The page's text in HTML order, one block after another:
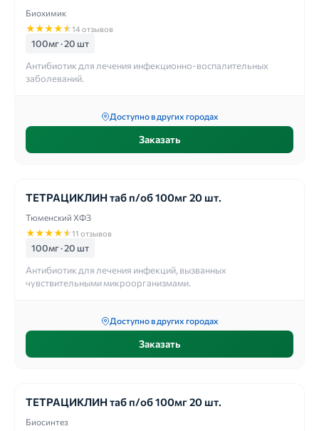
Биохимик
★★★★★14 отзывов
100мг · 20 шт
Антибиотик для лечения инфекционно-воспалительных
заболеваний.
Доступно в других городах
Заказать
ТЕТРАЦИКЛИН таб п/об 100мг 20 шт.
Тюменский ХФЗ
★★★★★11 отзывов
100мг · 20 шт
Антибиотик для лечения инфекций, вызванных
чувствительными микроорганизмами.
Доступно в других городах
Заказать
ТЕТРАЦИКЛИН таб п/об 100мг 20 шт.
Биосинтез